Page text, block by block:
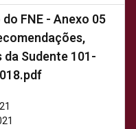
FNE - Anexo 05
Sudente 101-